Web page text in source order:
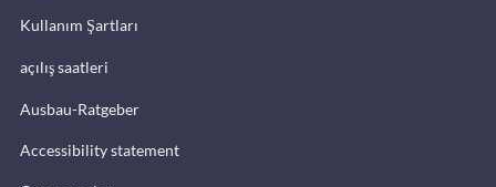
Kullanım Şartları
açılış saatleri
Ausbau-Ratgeber
Accessibility statement